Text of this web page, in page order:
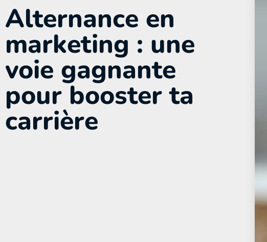
Alternance en
marketing : une
voie gagnante
pour booster ta
carrière